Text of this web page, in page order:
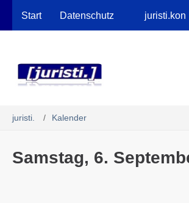
Start Datenschutz juristi.kon
juristi. Kalender
Samstag, 6.